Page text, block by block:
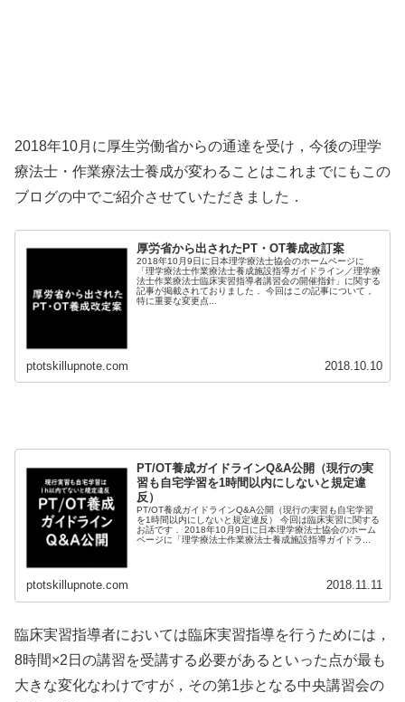
2018年10月に厚生労働省からの通達を受け，今後の理学
療法士・作業療法士養成が変わることはこれまでにもこの
ブログの中でご紹介させていただきました．
厚労省から出されたPT・OT養成改訂案
2018年10月9日に日本理学療法士協会のホームページに
「理学療法士作業療法士養成施設指導ガイドライン／理学療
法士作業療法士臨床実習指導者講習会の開催指針」に関する
記事が掲載されておりました． 今回はこの記事について，
特に重要な変更点...
ptotskillupnote.com 2018.10.10
PT/OT養成ガイドラインQ&A公開（現行の実
習も自宅学習を1時間以内にしないと規定違
反）
PT/OT養成ガイドラインQ&A公開（現行の実習も自宅学習
を1時間以内にしないと規定違反） 今回は臨床実習に関する
お話です． 2018年10月9日に日本理学療法士協会のホーム
ページに「理学療法士作業療法士養成施設指導ガイドラ...
ptotskillupnote.com 2018.11.11
臨床実習指導者においては臨床実習指導を行うためには，
8時間×2日の講習を受講する必要があるといった点が最も
大きな変化なわけですが，その第1歩となる中央講習会の